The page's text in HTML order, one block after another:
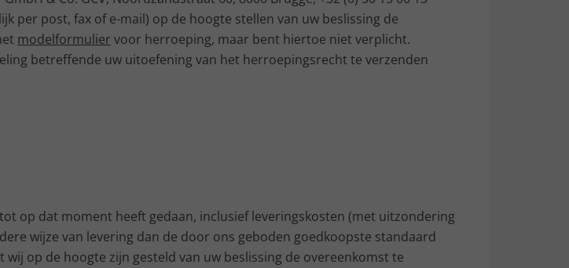
per post, fax of e-mail) op de hoogte stellen van uw beslissing de
modelformulier voor herroeping, maar bent hiertoe niet verplicht.
betreffende uw uitoefening van het herroepingsrecht te verzenden
op dat moment heeft gedaan, inclusief leveringskosten (met uitzondering
wijze van levering dan de door ons geboden goedkoopste standaard
op de hoogte zijn gesteld van uw beslissing de overeenkomst te